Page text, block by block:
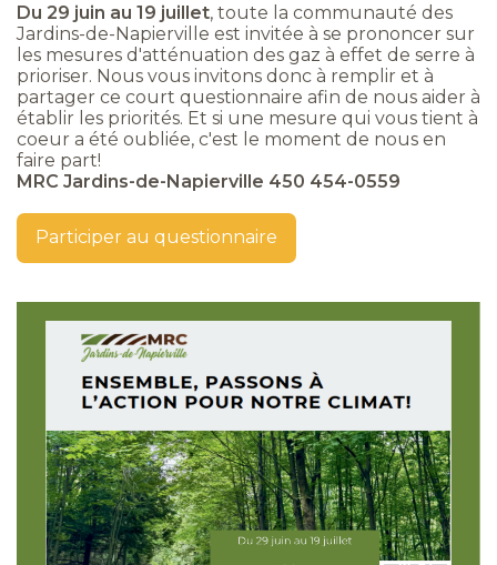
Du 29 juin au 19 juillet, toute la communauté des
Jardins-de-Napierville est invitée à se prononcer sur
les mesures d'atténuation des gaz à effet de serre à
prioriser. Nous vous invitons donc à remplir et à
partager ce court questionnaire afin de nous aider à
établir les priorités. Et si une mesure qui vous tient à
coeur a été oubliée, c'est le moment de nous en
faire part!
MRC Jardins-de-Napierville 450 454-0559
Participer au questionnaire